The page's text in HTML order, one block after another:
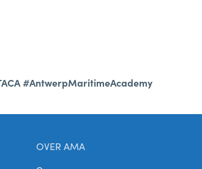
#AntwerpMaritimeAcademy
OVER AMA